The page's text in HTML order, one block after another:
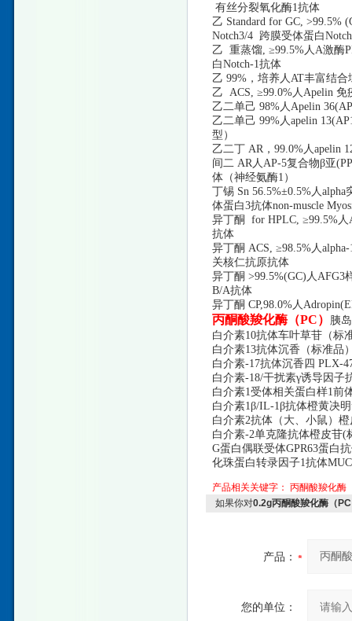
有丝分裂氧化酶1抗体
乙 Standard for GC,
Notch3/4 跨膜受体蛋白
乙 重蒸馏, ≥99.5%人A激酶
白Notch-1抗体
乙 99%，培养人AT丰富结
乙 ACS, ≥99.0%人Apelin
乙二单己 98%人Apelin
乙二单己 99%人apelin
型）
乙二丁AR，99.0%人apelin
间二AR人AP-5复合物β亚
体（神经氨酶1）
丁锡Sn 56.5%±0.5%人
体蛋白3抗体non-muscle
异丁酮 for HPLC, ≥99.5%
抗体
异丁酮 ACS, ≥98.5%人
关核仁抗原抗体
异丁酮 >99.5%(GC)人
B/A抗体
异丁酮 CP,98.0%人
丙酮酸羧化酶（PC）
胰
白介素10抗体车叶草苷（标
白介素13抗体沉香（标准品
白介素-17抗体沉香四 PLX-
白介素-18/干扰素γ诱导因子
白介素1受体相关蛋白样1前
白介素1β/IL-1β抗体橙黄决
白介素2抗体（大、小鼠）
白介素-2单克隆抗体橙皮苷(
G蛋白偶联受体GPR63蛋白
化珠蛋白转录因子1抗体
产品相关关键字： 丙酮酸羧化酶
如果你对0.2g丙酮酸羧化酶（
产品：
您的单位：